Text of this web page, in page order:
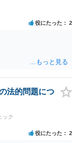
役にたった 2
法的問題につ
ック
役にたった 2